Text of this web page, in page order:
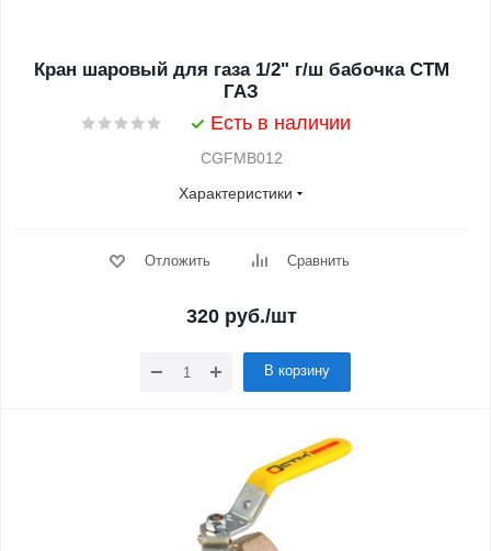
Кран шаровый для газа 1/2" г/ш бабочка CTM
ГАЗ
Есть в наличии
CGFMB012
Характеристики
Отложить Сравнить
320 руб./шт
В корзину